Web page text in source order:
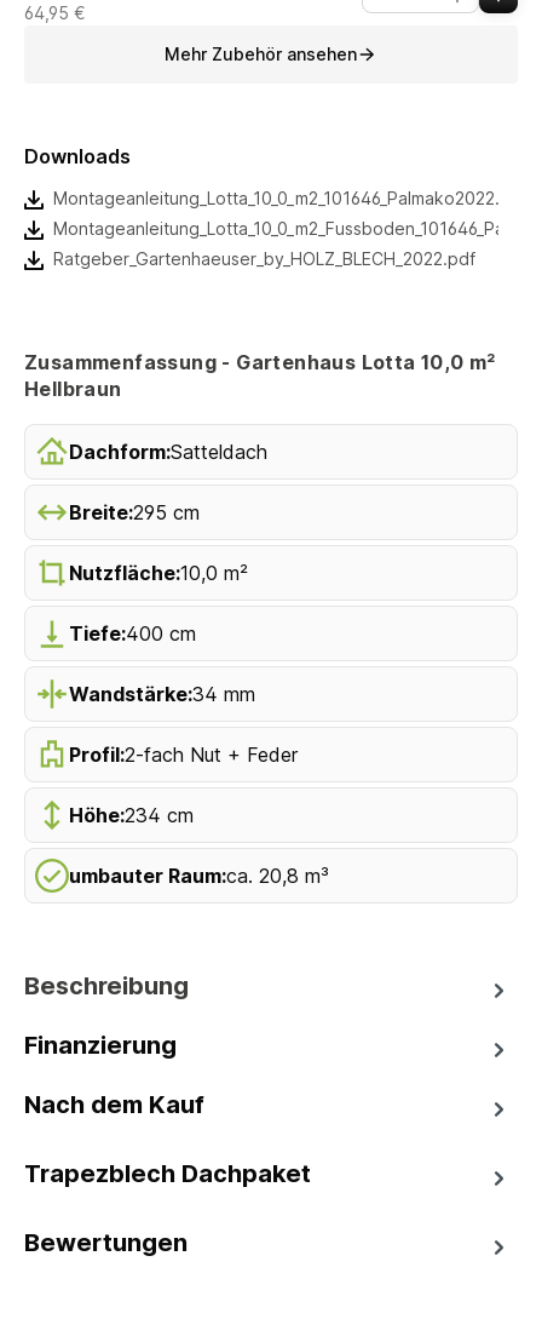
64,95 €
Mehr Zubehör ansehen
Downloads
Montageanleitung_Lotta_10_0_m2_101646_Palmako2022.pdf
Ratgeber_Gartenhaeuser_by_HOLZ_BLECH_2022.pdf
Zusammenfassung - Gartenhaus Lotta 10,0 m²
Hellbraun
Dachform:Satteldach
Breite:295 cm
Nutzfläche:10,0 m²
Tiefe:400 cm
Wandstärke:34 mm
Profil:2-fach Nut + Feder
Höhe:234 cm
umbauter Raum:ca. 20,8 m³
Beschreibung
Finanzierung
Nach dem Kauf
Trapezblech Dachpaket
Bewertungen